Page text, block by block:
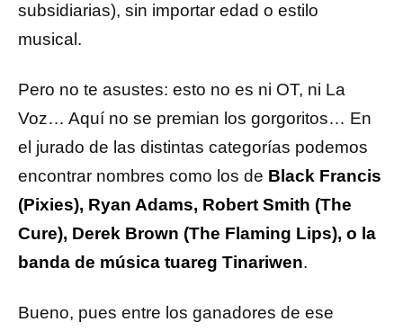
subsidiarias), sin importar edad o estilo
musical.
Pero no te asustes: esto no es ni OT, ni La
Voz… Aquí no se premian los gorgoritos… En
el jurado de las distintas categorías podemos
encontrar nombres como los de Black Francis
(Pixies), Ryan Adams, Robert Smith (The
Cure), Derek Brown (The Flaming Lips), o la
banda de música tuareg Tinariwen.
Bueno, pues entre los ganadores de ese